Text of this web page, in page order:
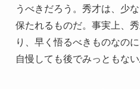
うべきだろう。秀才は、少
保たれるものだ。事実上、
り、早く悟るべきものなの
自慢しても後でみっともな